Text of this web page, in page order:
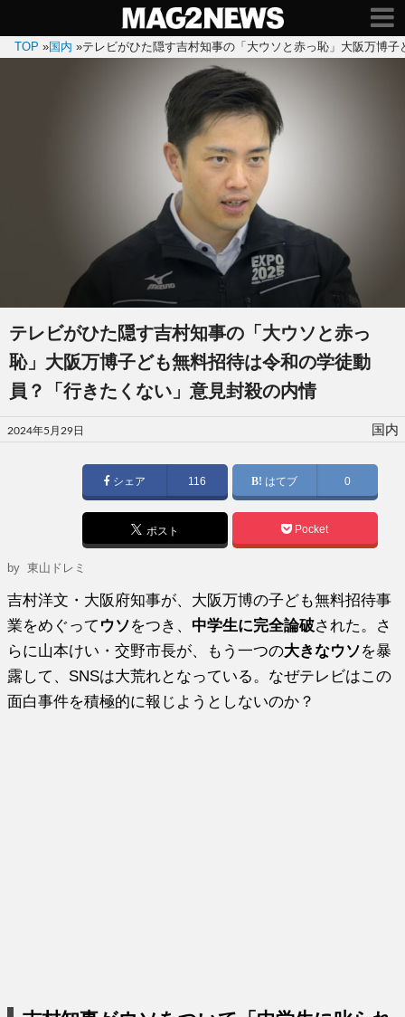
TOP »国内 »テレビがひた隠す吉村知事の「大ウソと赤っ恥」大阪万博
テレビがひた隠す吉村知事の「大ウソと赤っ
恥」大阪万博子ども無料招待は令和の学徒動
員？「行きたくない」意見封殺の内情
投
稿
2024年5月29日 国内
シェア 116 はてブ 0
ポスト Pocket
by 東山ドレミ
吉村洋文・大阪府知事が、大阪万博の子ども無料招待事
業をめぐって ウソをつき、 中学生に完全論破された。さ
らに山本けい・交野市長が、もう一つの大きなウソを暴
露して、SNSは大荒れとなっている。なぜテレビはこの
面白事件を積極的に報じようとしないのか？